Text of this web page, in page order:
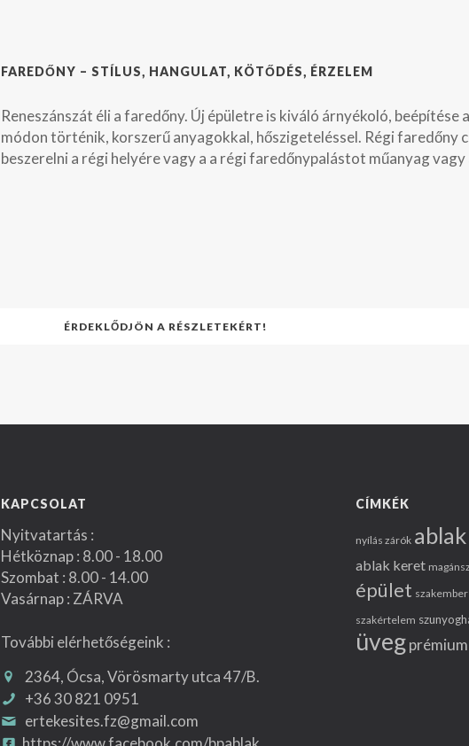
FAREDŐNY – STÍLUS, HANGULAT, KÖTŐDÉS, ÉRZELEM
Reneszánszát éli a faredőny. Új épületre is kiváló árnyékoló, beépítése
módon történik, korszerű anyagokkal, hőszigeteléssel. Régi faredőny
beszerelni a régi helyére vagy a a régi faredőnypalástot műanyag
ÉRDEKLŐDJÖN A RÉSZLETEKÉRT!
KAPCSOLAT
Nyitvatartás :
Hétköznap : 8.00 - 18.00
Szombat : 8.00 - 14.00
Vasárnap : ZÁRVA
További elérhetőségeink :
2364, Ócsa, Vörösmarty utca 47/B.
+36 30 821 0951
ertekesites.fz@gmail.com
CÍMKÉK
nyílás zárók ablak
ablak keret
épület szakember
szakértelem
üvegprémium